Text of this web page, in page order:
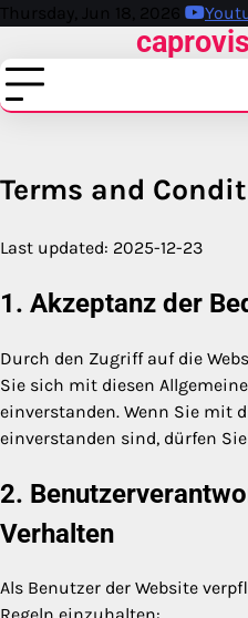
Skip
content
Thursday, Jun 18, 2026
Terms and
Last updated: 2025-12-23
1. Akzeptanz der
Durch den Zugriff auf die
Sie sich mit diesen
einverstanden. Wenn Sie mit
einverstanden sind, dürfen
2.
Verhalten
Als Benutzer der Website